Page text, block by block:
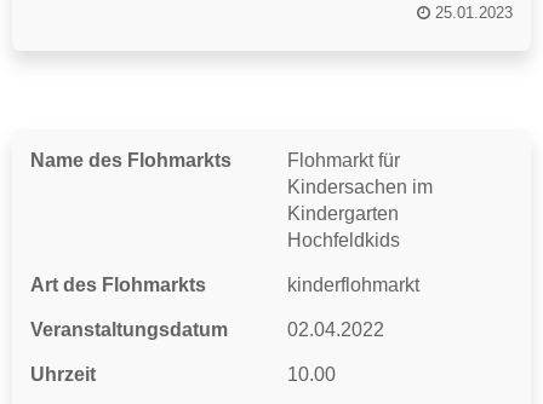
25.01.2023
Name des Flohmarkts
Flohmarkt für
Kindersachen im
Kindergarten
Hochfeldkids
Art des Flohmarkts kinderflohmarkt
Veranstaltungsdatum 02.04.2022
Uhrzeit 10.00